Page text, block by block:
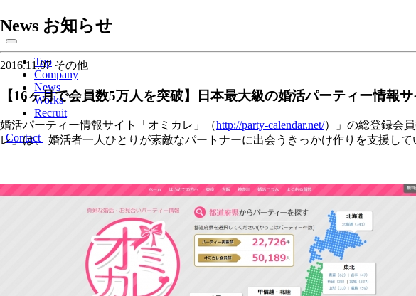
Top
Company
News
Works
Recruit
News お知らせ
2016.11.07 その他
【16ヶ月で会員数5万人を突破】日本最大級の婚活パーティー情報
婚活パーティー情報サイト「オミカレ」（http://party-calendar.net/）」の総登録会
レ」は、 婚活者一人ひとりが素敵なパートナーに出会うきっかけ作りを支援して
Contact